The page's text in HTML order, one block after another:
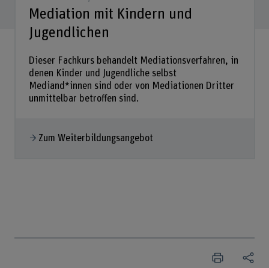
Mediation mit Kindern und
Jugendlichen
Dieser Fachkurs behandelt Mediationsverfahren, in
denen Kinder und Jugendliche selbst
Mediand*innen sind oder von Mediationen Dritter
unmittelbar betroffen sind.
Zum Weiterbildungsangebot